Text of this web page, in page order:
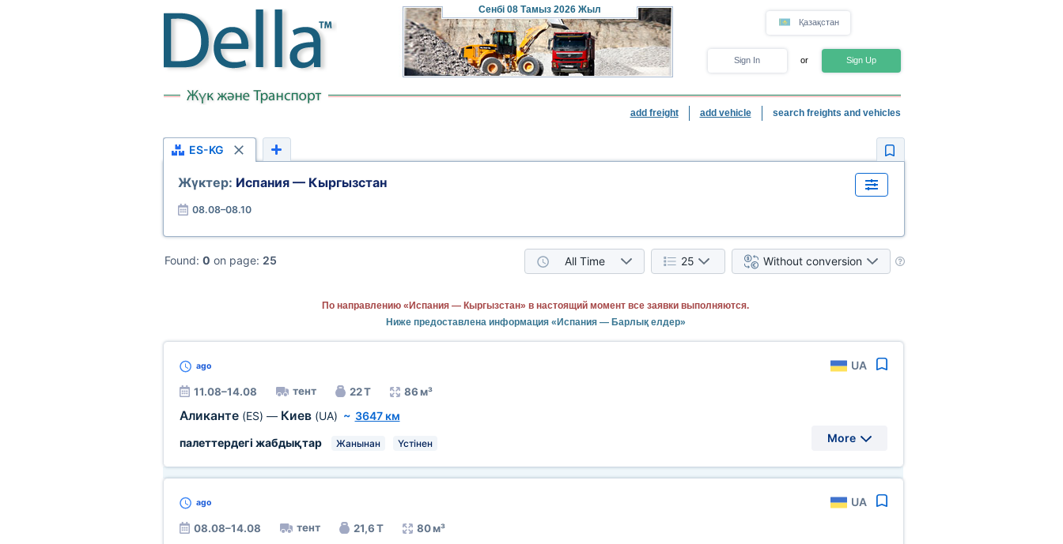
Сенбі08 Тамыз 2026 Жыл
Қазақстан
Sign In or Sign Up
add freight add vehicle search freights and vehicles
ES-KG
Жүктер: Испания — Кыргызстан
08.08–08.10
Found: 0 on page: 25 All Time 25 Without conversion
По направлению «Испания — Кыргызстан» в настоящий момент все заявки выполняются.
Ниже предоставлена информация «Испания — Барлық елдер»
ago UA
11.08–14.08 тент 22 Т 86 м³
Аликанте (ES) — Киев (UA) ~ 3647 км
палеттердегі жабдықтар
Жанынан Үстінен More
ago UA
08.08–14.08 тент 21,6 Т 80 м³